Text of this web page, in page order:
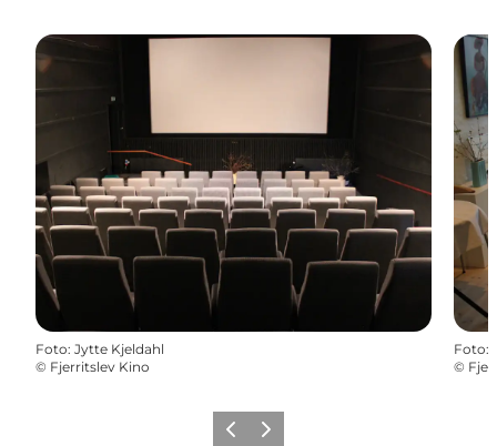
Foto: Jytte Kjeldahl
© Fjerritslev Kino
Foto:
©
Precedente
Avanti